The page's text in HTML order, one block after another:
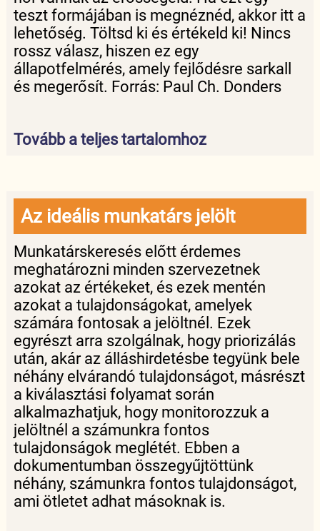
teszt formájában is megnéznéd, akkor itt a
lehetőség. Töltsd ki és értékeld ki! Nincs
rossz válasz, hiszen ez egy
állapotfelmérés, amely fejlődésre sarkall
és megerősít. Forrás: Paul Ch. Donders
Tovább a teljes tartalomhoz
Az ideális munkatárs jelölt
Munkatárskeresés előtt érdemes
meghatározni minden szervezetnek
azokat az értékeket, és ezek mentén
azokat a tulajdonságokat, amelyek
számára fontosak a jelöltnél. Ezek
egyrészt arra szolgálnak, hogy priorizálás
után, akár az álláshirdetésbe tegyünk bele
néhány elvárandó tulajdonságot, másrészt
a kiválasztási folyamat során
alkalmazhatjuk, hogy monitorozzuk a
jelöltnél a számunkra fontos
tulajdonságok meglétét. Ebben a
dokumentumban összegyűjtöttünk
néhány, számunkra fontos tulajdonságot,
ami ötletet adhat másoknak is.